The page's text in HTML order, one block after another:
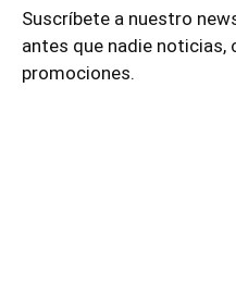
Suscríbete a nuestro
antes que nadie noticias,
promociones.